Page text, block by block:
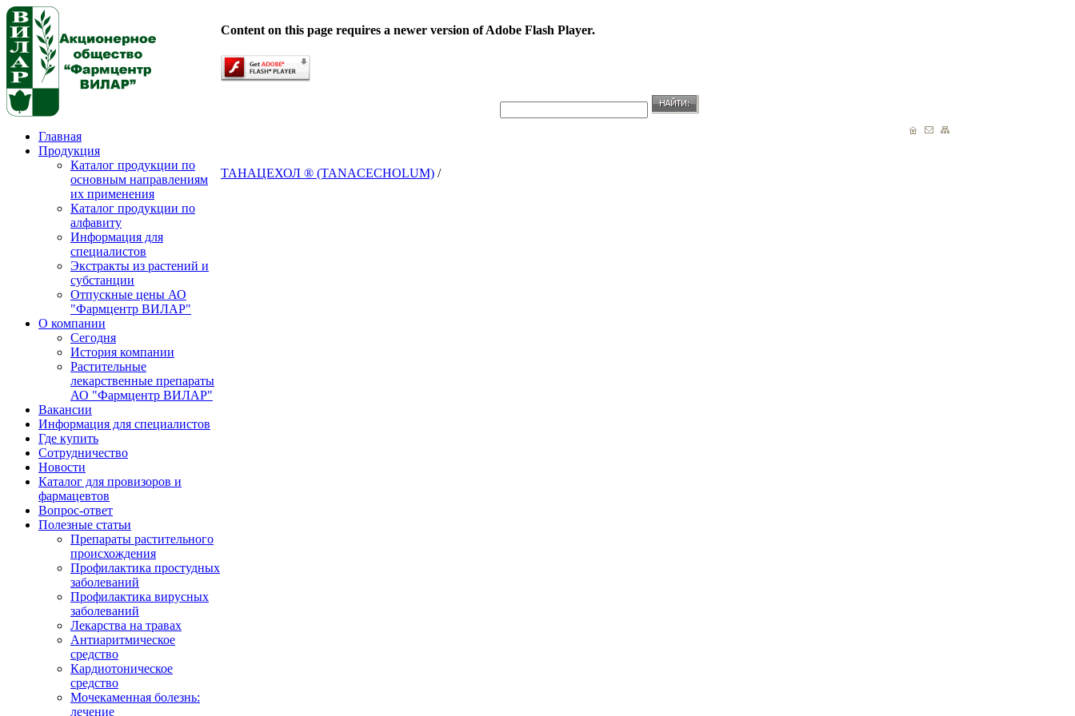
Главная
Продукция
Каталог продукции по
основным направлениям
их применения
Каталог продукции по
алфавиту
Информация для
специалистов
Экстракты из растений и
субстанции
Отпускные цены АО
"Фармцентр ВИЛАР"
О компании
Сегодня
История компании
Растительные
лекарственные препараты
АО "Фармцентр ВИЛАР"
Вакансии
Информация для специалистов
Где купить
Сотрудничество
Новости
Каталог для провизоров и
фармацевтов
Вопрос-ответ
Полезные статьи
Препараты растительного
происхождения
Профилактика простудных
заболеваний
Профилактика вирусных
заболеваний
Лекарства на травах
Антиаритмическое
средство
Кардиотоническое
средство
Мочекаменная болезнь:
лечение
Content on this page requires a newer version of Adobe Flash Player.
ТАНАЦЕХОЛ ® (TANACECHOLUM) /